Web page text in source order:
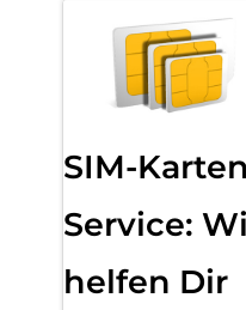
SIM-Karten
Service:
helfen Dir